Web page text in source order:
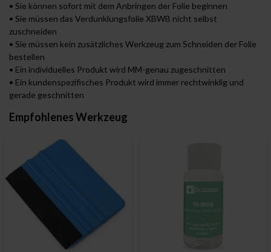
• Sie können sofort mit dem Anbringen der Folie beginnen
• Sie müssen das Verdunklungsfolie XBWB nicht selbst
zuschneiden
• Sie müssen kein zusätzliches Werkzeug zum Schneiden der Folie
bestellen
• Ein individuelles Produkt wird MM-genau zugeschnitten
• Ein kundenspezifisches Produkt wird immer rechtwinklig und
gerade geschnitten
Empfohlenes Werkzeug